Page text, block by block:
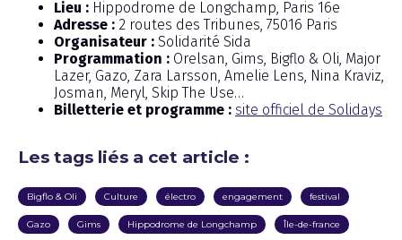
Lieu : Hippodrome de Longchamp, Paris 16e
Adresse : 2 routes des Tribunes, 75016 Paris
Organisateur : Solidarité Sida
Programmation : Orelsan, Gims, Bigflo & Oli, Major
Lazer, Gazo, Zara Larsson, Amelie Lens, Nina Kraviz,
Josman, Meryl, Skip The Use…
Billetterie et programme : site officiel de Solidays
Les tags liés a cet article :
Bigflo & Oli Culture électro engagement festival
Gazo Gims Hippodrome de Longchamp Île-de-france